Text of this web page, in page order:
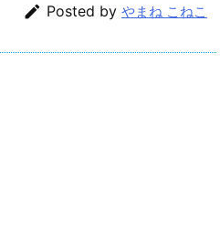
 Posted by やまね こねこ